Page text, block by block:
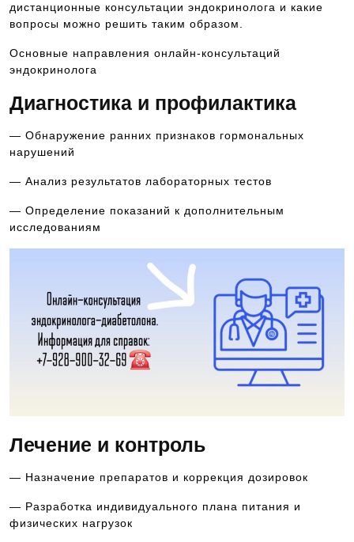
дистанционные консультации эндокринолога и какие
вопросы можно решить таким образом.
Основные направления онлайн-консультаций
эндокринолога
Диагностика и профилактика
— Обнаружение ранних признаков гормональных
нарушений
— Анализ результатов лабораторных тестов
— Определение показаний к дополнительным
исследованиям
Лечение и контроль
— Назначение препаратов и коррекция дозировок
— Разработка индивидуального плана питания и
физических нагрузок